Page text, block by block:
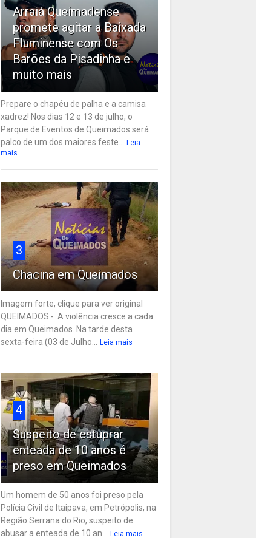
Arraiá Queimadense
promete agitar a Baixada
Fluminense com Os
Barões da Pisadinha e
muito mais
Prepare o chapéu de palha e a camisa
xadrez! Nos dias 12 e 13 de julho, o
Parque de Eventos de Queimados será
palco de um dos maiores feste...
Leia
mais
3
Chacina em Queimados
Imagem forte, clique para ver original
QUEIMADOS - A violência cresce a cada
dia em Queimados. Na tarde desta
sexta-feira (03 de Julho...
Leia mais
4
Suspeito de estuprar
enteada de 10 anos é
preso em Queimados
Um homem de 50 anos foi preso pela
Polícia Civil de Itaipava, em Petrópolis, na
Região Serrana do Rio, suspeito de
abusar a enteada de 10 an...
Leia mais